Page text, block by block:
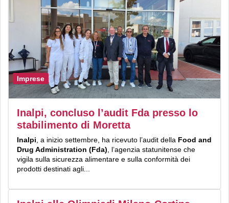
Imprese
Inalpi, concluso l’audit Fda presso lo
stabilimento di Moretta
Inalpi, a inizio settembre, ha ricevuto l’audit della Food and
Drug Administration (Fda), l’agenzia statunitense che
vigila sulla sicurezza alimentare e sulla conformità dei
prodotti destinati agli...